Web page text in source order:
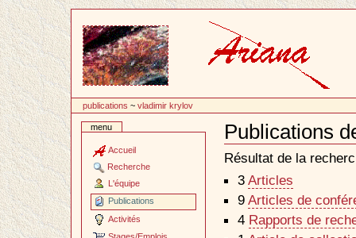
contenu
publications ~vladimir krylov
menu
Accueil
Recherche
L'équipe
Publications
Activités
Publications
Document
Actions
Résultat de la
3 Articles
9 Articles de
4 Rapports de